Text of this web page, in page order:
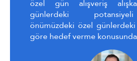
özel gün alışveriş
günlerdeki
önümüzdeki özel
göre hedef verme konusunda